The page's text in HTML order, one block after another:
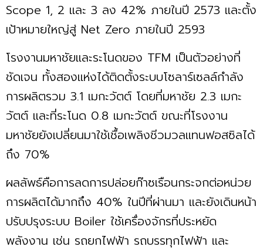
Scope 1, 2 และ 3 ลง 42% ภายในปี 2573 และตั้ง
เป้าหมายใหญ่สู่ Net Zero ภายในปี 2593
โรงงานมหาชัยและระโนดของ TFM เป็นตัวอย่างที่
ชัดเจน ทั้งสองแห่งได้ติดตั้งระบบโซลาร์เซลล์กำลัง
การผลิตรวม 3.1 เมกะวัตต์ โดยที่มหาชัย 2.3 เมกะ
วัตต์ และที่ระโนด 0.8 เมกะวัตต์ ขณะที่โรงงาน
มหาชัยยังเปลี่ยนมาใช้เชื้อเพลิงชีวมวลแทนฟอสซิลได้
ถึง 70%
ผลลัพธ์คือการลดการปล่อยก๊าซเรือนกระจกต่อหน่วย
การผลิตได้มากถึง 40% ในปีที่ผ่านมา และยังเดินหน้า
ปรับปรุงระบบ Boiler ใช้เครื่องจักรที่ประหยัด
พลังงาน เช่น รถยกไฟฟ้า รถบรรทุกไฟฟ้า และ